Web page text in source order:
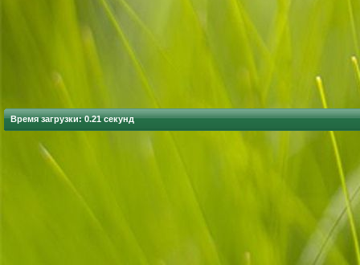
Время загрузки: 0.21 секунд